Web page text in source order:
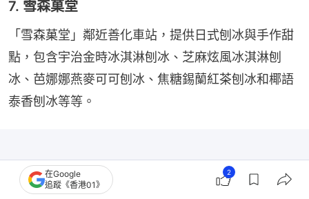
7. 雪森菓堂
「雪森菓堂」鄰近善化車站，提供日式刨冰與手作甜
點，包含宇治金時冰淇淋刨冰、芝麻炫風冰淇淋刨
冰、芭娜娜燕麥可可刨冰、焦糖錫蘭紅茶刨冰和椰語
泰香刨冰等等。
在Google
追蹤《香港01》
2